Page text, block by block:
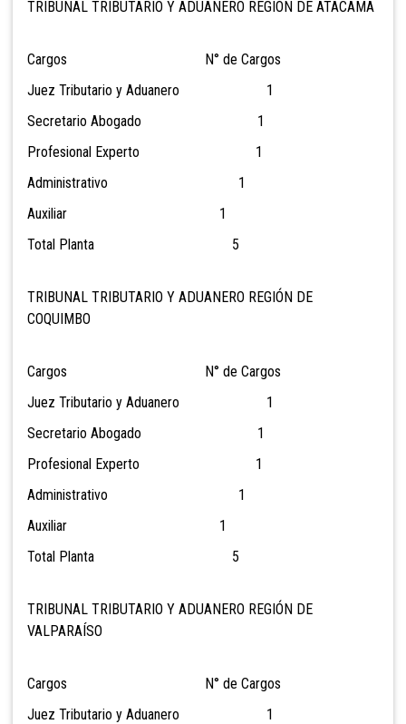
TRIBUNAL TRIBUTARIO Y ADUANERO REGIÓN DE ATACAMA
Cargos N° de Cargos
Juez Tributario y Aduanero 1
Secretario Abogado 1
Profesional Experto 1
Administrativo 1
Auxiliar 1
Total Planta 5
TRIBUNAL TRIBUTARIO Y ADUANERO REGIÓN DE
COQUIMBO
Cargos N° de Cargos
Juez Tributario y Aduanero 1
Secretario Abogado 1
Profesional Experto 1
Administrativo 1
Auxiliar 1
Total Planta 5
TRIBUNAL TRIBUTARIO Y ADUANERO REGIÓN DE
VALPARAÍSO
Cargos N° de Cargos
Juez Tributario y Aduanero 1